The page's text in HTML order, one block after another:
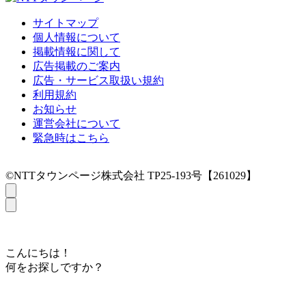
サイトマップ
個人情報について
掲載情報に関して
広告掲載のご案内
広告・サービス取扱い規約
利用規約
お知らせ
運営会社について
緊急時はこちら
©NTTタウンページ株式会社 TP25-193号【261029】
こんにちは！
何をお探しですか？